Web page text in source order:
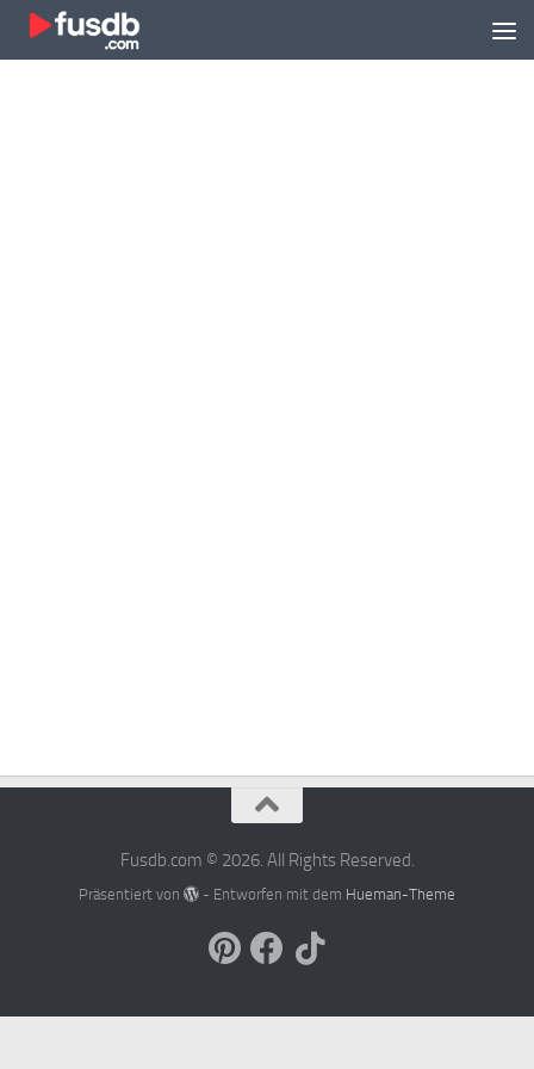
Zum Inhalt springen
Fusdb.com © 2026. All Rights Reserved.
Präsentiert von - Entworfen mit dem Hueman-Theme